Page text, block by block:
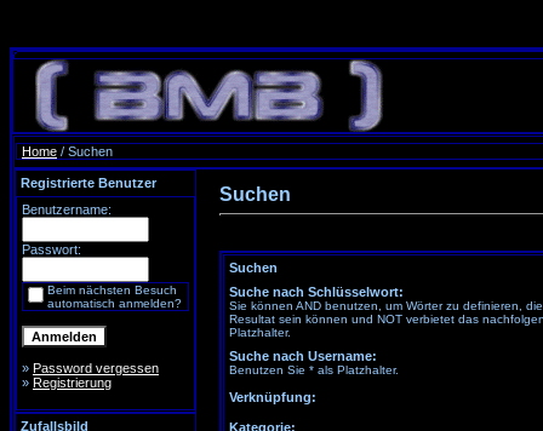
Home / Suchen
Registrierte Benutzer
Benutzername:
Passwort:
Beim nächsten Besuch
automatisch anmelden?
» Password vergessen
» Registrierung
Zufallsbild
Suchen
Suchen
Suche nach Schlüsselwort:
Sie können AND benutzen, um Wörter zu definieren,
Resultat sein können und NOT verbietet das
Platzhalter.
Suche nach Username:
Benutzen Sie * als Platzhalter.
Verknüpfung:
Kategorie: